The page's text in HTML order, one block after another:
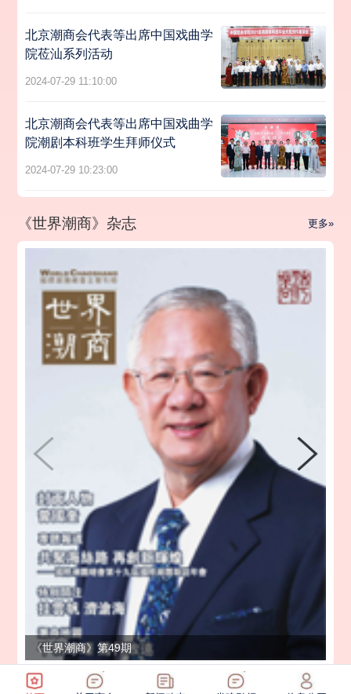
北京潮商会代表等出席中国戏曲学
院莅汕系列活动
2024-07-29 11:10:00
北京潮商会代表等出席中国戏曲学
院潮剧本科班学生拜师仪式
2024-07-29 10:23:00
《世界潮商》杂志 更多»
《世界潮商》第49期